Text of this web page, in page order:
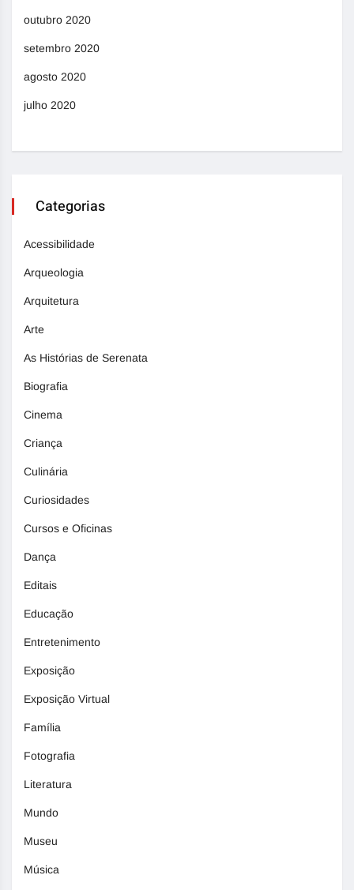
outubro 2020
setembro 2020
agosto 2020
julho 2020
Categorias
Acessibilidade
Arqueologia
Arquitetura
Arte
As Histórias de Serenata
Biografia
Cinema
Criança
Culinária
Curiosidades
Cursos e Oficinas
Dança
Editais
Educação
Entretenimento
Exposição
Exposição Virtual
Família
Fotografia
Literatura
Mundo
Museu
Música